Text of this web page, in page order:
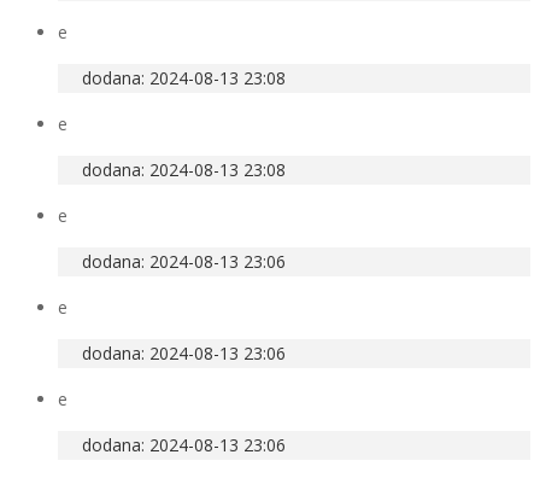
e
dodana: 2024-08-13 23:08
e
dodana: 2024-08-13 23:08
e
dodana: 2024-08-13 23:06
e
dodana: 2024-08-13 23:06
e
dodana: 2024-08-13 23:06